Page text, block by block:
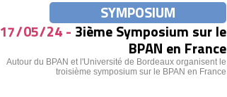
SYMPOSIUM
17/05/24 - 3ième Symposium sur le
BPAN en France
Autour du BPAN et l'Université de Bordeaux organisent le
troisième symposium sur le BPAN en France